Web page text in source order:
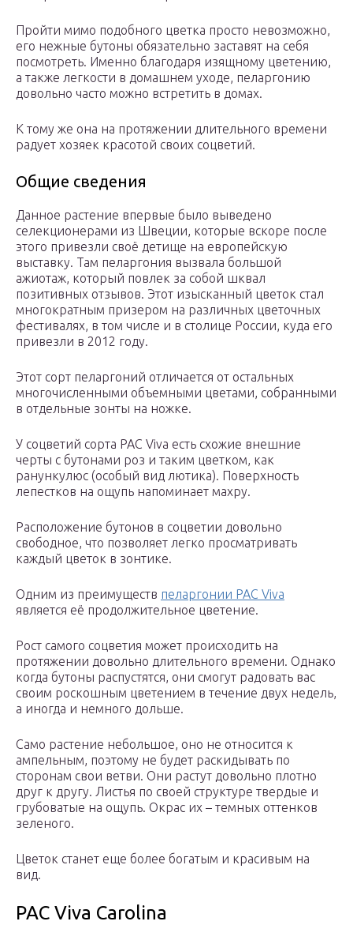
Пройти мимо подобного цветка просто невозможно,
его нежные бутоны обязательно заставят на себя
посмотреть. Именно благодаря изящному цветению,
а также легкости в домашнем уходе, пеларгонию
довольно часто можно встретить в домах.
К тому же она на протяжении длительного времени
радует хозяек красотой своих соцветий.
Общие сведения
Данное растение впервые было выведено
селекционерами из Швеции, которые вскоре после
этого привезли своё детище на европейскую
выставку. Там пеларгония вызвала большой
ажиотаж, который повлек за собой шквал
позитивных отзывов. Этот изысканный цветок стал
многократным призером на различных цветочных
фестивалях, в том числе и в столице России, куда его
привезли в 2012 году.
Этот сорт пеларгоний отличается от остальных
многочисленными объемными цветами, собранными
в отдельные зонты на ножке.
У соцветий сорта PAC Viva есть схожие внешние
черты с бутонами роз и таким цветком, как
ранункулюс (особый вид лютика). Поверхность
лепестков на ощупь напоминает махру.
Расположение бутонов в соцветии довольно
свободное, что позволяет легко просматривать
каждый цветок в зонтике.
Одним из преимуществ пеларгонии PAC Viva
является её продолжительное цветение.
Рост самого соцветия может происходить на
протяжении довольно длительного времени. Однако
когда бутоны распустятся, они смогут радовать вас
своим роскошным цветением в течение двух недель,
а иногда и немного дольше.
Само растение небольшое, оно не относится к
ампельным, поэтому не будет раскидывать по
сторонам свои ветви. Они растут довольно плотно
друг к другу. Листья по своей структуре твердые и
грубоватые на ощупь. Окрас их – темных оттенков
зеленого.
Цветок станет еще более богатым и красивым на
вид.
PAC Viva Carolina